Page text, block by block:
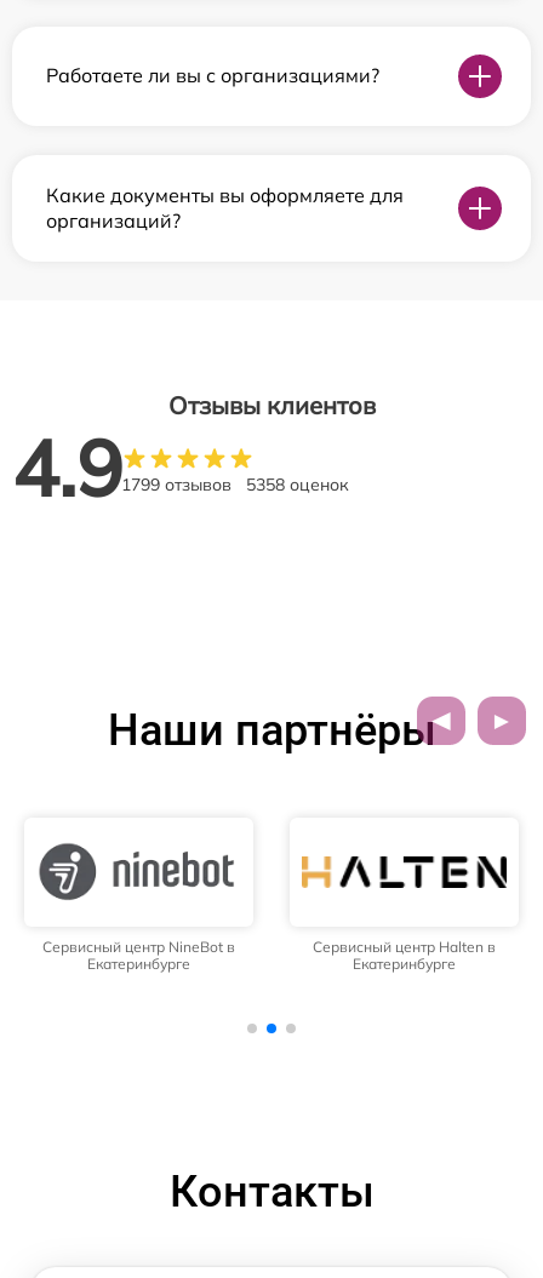
Работаете ли вы с организациями?
Какие документы вы оформляете для
организаций?
Отзывы клиентов
4.91799 отзывов 5358 оценок
Наши партнёры
Сервисный центр NineBot в
Екатеринбурге
Сервисный центр Halten в
Екатеринбурге
Контакты